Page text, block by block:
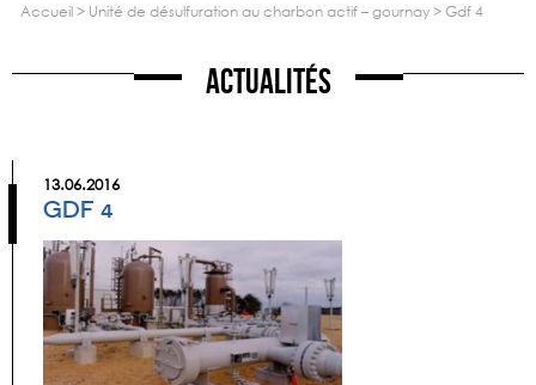
accueil> unité de désulfuration au charbon actif – gournay> gdf 4
Actualités
13.06.2016
GDF 4